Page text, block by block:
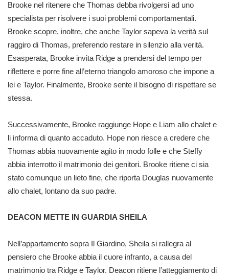
Brooke nel ritenere che Thomas debba rivolgersi ad uno
specialista per risolvere i suoi problemi comportamentali.
Brooke scopre, inoltre, che anche Taylor sapeva la verità sul
raggiro di Thomas, preferendo restare in silenzio alla verità.
Esasperata, Brooke invita Ridge a prendersi del tempo per
riflettere e porre fine all’eterno triangolo amoroso che impone a
lei e Taylor. Finalmente, Brooke sente il bisogno di rispettare se
stessa.
Successivamente, Brooke raggiunge Hope e Liam allo chalet e
li informa di quanto accaduto. Hope non riesce a credere che
Thomas abbia nuovamente agito in modo folle e che Steffy
abbia interrotto il matrimonio dei genitori. Brooke ritiene ci sia
stato comunque un lieto fine, che riporta Douglas nuovamente
allo chalet, lontano da suo padre.
DEACON METTE IN GUARDIA SHEILA
Nell’appartamento sopra Il Giardino, Sheila si rallegra al
pensiero che Brooke abbia il cuore infranto, a causa del
matrimonio tra Ridge e Taylor. Deacon ritiene l’atteggiamento di